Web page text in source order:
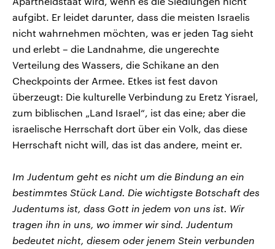
aufgibt. Er leidet darunter, dass die meisten Israelis
nicht wahrnehmen möchten, was er jeden Tag sieht
und erlebt – die Landnahme, die ungerechte
Verteilung des Wassers, die Schikane an den
Checkpoints der Armee. Etkes ist fest davon
überzeugt: Die kulturelle Verbindung zu Eretz Yisrael,
zum biblischen „Land Israel“, ist das eine; aber die
israelische Herrschaft dort über ein Volk, das diese
Herrschaft nicht will, das ist das andere, meint er.
Im Judentum geht es nicht um die Bindung an ein
bestimmtes Stück Land. Die wichtigste Botschaft des
Judentums ist, dass Gott in jedem von uns ist. Wir
tragen ihn in uns, wo immer wir sind. Judentum
bedeutet nicht, diesem oder jenem Stein verbunden